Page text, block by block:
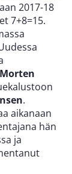
2017-18
7+8=15.
Morten
.
aikanaan
hän
ja